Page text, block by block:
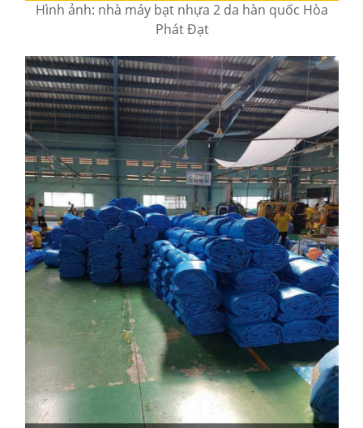
Hình ảnh: nhà máy bạt nhựa 2 da hàn quốc Hòa
Phát Đạt